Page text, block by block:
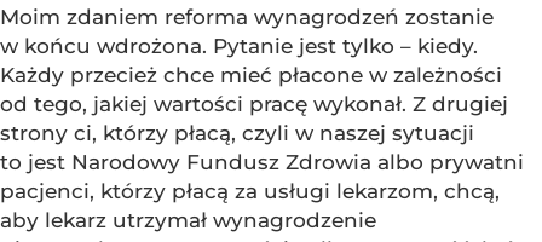
Moim zdaniem reforma wynagrodzeń zostanie
w końcu wdrożona. Pytanie jest tylko – kiedy.
Każdy przecież chce mieć płacone w zależności
od tego, jakiej wartości pracę wykonał. Z drugiej
strony ci, którzy płacą, czyli w naszej sytuacji
to jest Narodowy Fundusz Zdrowia albo prywatni
pacjenci, którzy płacą za usługi lekarzom, chcą,
aby lekarz utrzymał wynagrodzenie